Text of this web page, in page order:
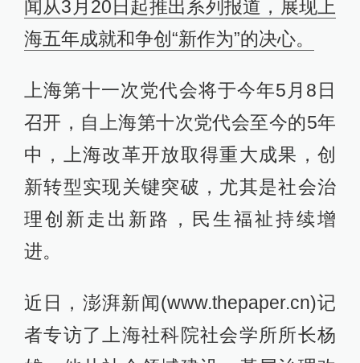
闻从3月20日起推出系列报道，展现上
海五年成就和争创“新作为”的决心。
上海第十一次党代会将于今年5月8日
召开，自上海第十次党代会至今的5年
中，上海改革开放取得重大成果，创
新转型实现关键突破，尤其是社会治
理创新走出新路，民生福祉持续增
进。
近日，澎湃新闻(www.thepaper.cn)记
者专访了上海社科院社会学所所长杨